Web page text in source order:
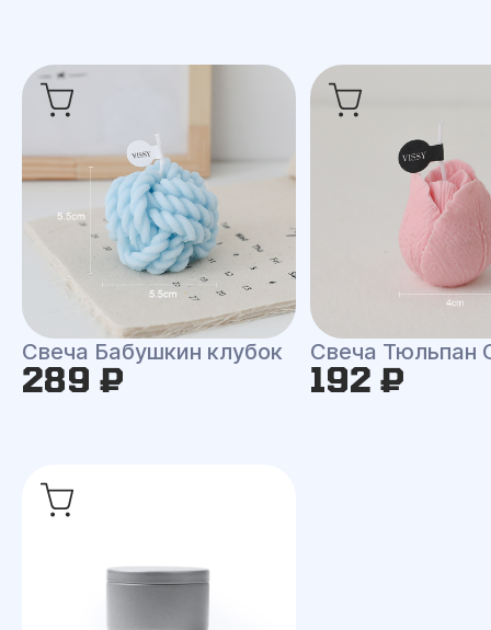
Свеча Бабушкин клубок
289 ₽
Свеча Тюльпан
192 ₽